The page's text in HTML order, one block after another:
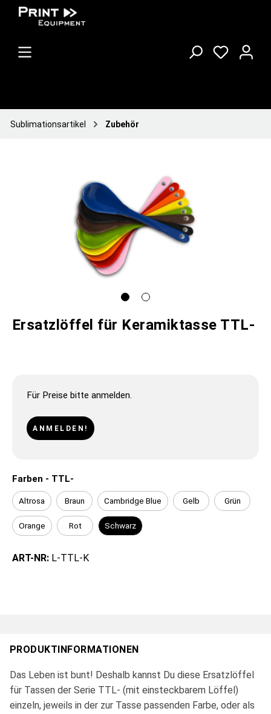
Sublimationsartikel Zubehör
Ersatzlöffel für Keramiktasse TTL-
Für Preise bitte anmelden.
ANMELDEN!
Farben - TTL-
Altrosa Braun Cambridge Blue Gelb Grün
Orange Rot Schwarz
ART-NR: L-TTL-K
PRODUKTINFORMATIONEN
Das Leben ist bunt! Deshalb kannst Du diese Ersatzlöffel
für Tassen der Serie TTL- (mit einsteckbarem Löffel)
einzeln, jeweils in der zur Tasse passenden Farbe, oder als